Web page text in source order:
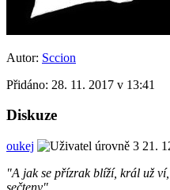
Autor: Sccion
Přidáno: 28. 11. 2017 v 13:41
Diskuze
oukej
21.
"A jak se přízrak blíží, král už
sečteny"